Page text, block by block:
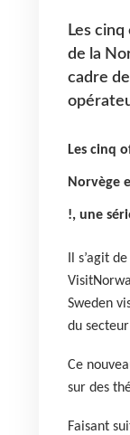
Les
de la
cadre
Les cinq
Norvège
!, une
Il s’agit
Sweden
du
Ce
sur des
Faisant